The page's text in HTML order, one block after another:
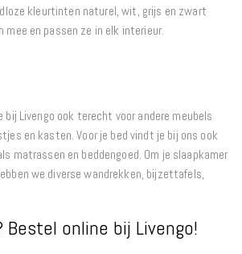
kleurtinten naturel, wit, grijs en zwart
mee en passen ze in elk interieur.
bij Livengo ook terecht voor andere meubels
en kasten. Voor je bed vindt je bij ons ook
matrassen en beddengoed. Om je slaapkamer
we diverse wandrekken, bijzettafels,
Bestel online bij Livengo!